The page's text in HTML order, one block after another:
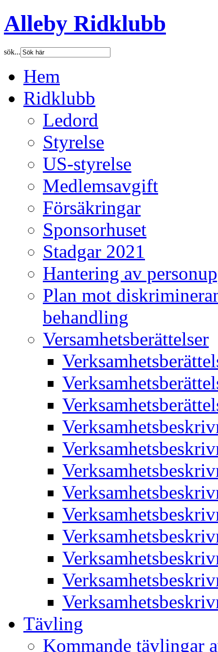
Alleby Ridklubb
sök...
Hem
Ridklubb
Ledord
Styrelse
US-styrelse
Medlemsavgift
Försäkringar
Sponsorhuset
Stadgar 2021
Hantering av
Plan mot
behandling
Versamhetsberättelser
Tävling
Kommande tävlingar